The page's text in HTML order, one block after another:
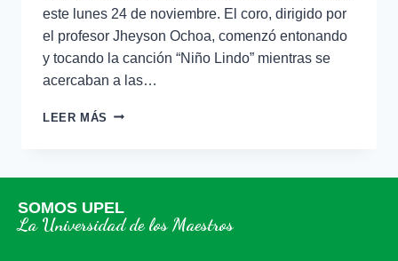
este lunes 24 de noviembre. El coro, dirigido por
el profesor Jheyson Ochoa, comenzó entonando
y tocando la canción “Niño Lindo” mientras se
acercaban a las…
LEER MÁS
SOMOS UPEL
La Universidad de los Maestros